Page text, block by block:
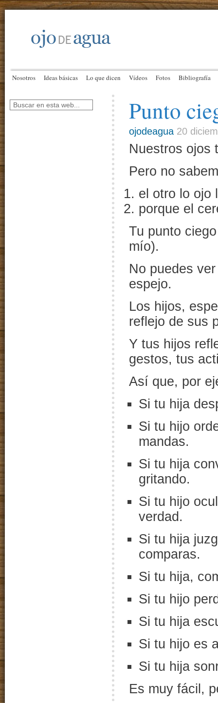
Nosotros Ideas básicas Lo que dicen Vídeos Fotos Bibliografía
Punto
ojodeagua 20
Nuestros ojos
Pero no
el otro lo ojo
porque el
Tu punto
mío).
No puedes
espejo.
Los hijos,
reflejo de sus
Y tus hijos
gestos, tus
Así que, por
Si tu hija
Si tu hijo
mandas.
Si tu hija
gritando.
Si tu hijo
verdad.
Si tu hija
comparas.
Si tu hija,
Si tu hijo
Si tu hija
Si tu hijo es
Si tu hija
Es muy fácil,